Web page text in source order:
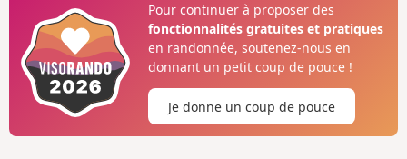
Pour continuer à proposer des
fonctionnalités gratuites et pratiques
en randonnée, soutenez-nous en
donnant un petit coup de pouce !
Je donne un coup de pouce